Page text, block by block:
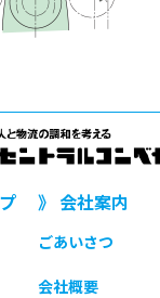
》 会社案内
ごあいさつ
会社概要